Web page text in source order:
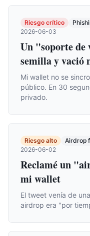
Riesgo crítico
2026-06-03
Un "soporte
semilla y vació
Mi wallet no se
público. En 30
privado.
Riesgo alto Airdrop
2026-06-02
Reclamé un
mi wallet
El tweet venía de
airdrop era "por